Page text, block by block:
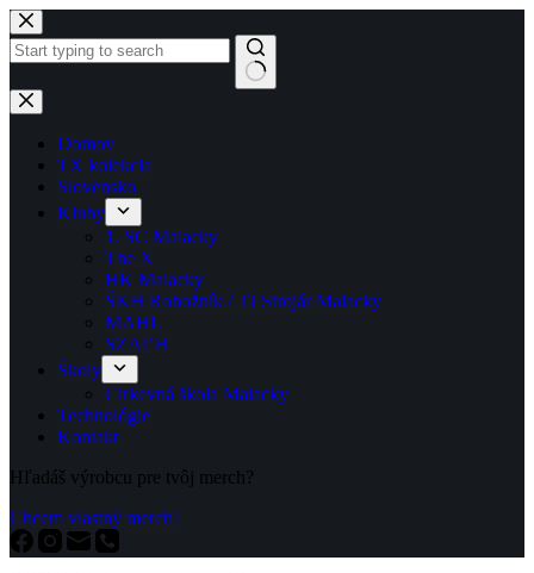
Skip
to
content
No
results
Domov
TX kolekcia
Slovensko
Kluby
1. SC Malacky
The X
HK Malacky
ŠKH Rohožník / TJ Strojár Malacky
MAHL
SZAĽH
Školy
Cirkevná škola Malacky
Technológie
Kontakt
Hľadáš výrobcu pre tvôj merch?
Chcem vlastný merch!